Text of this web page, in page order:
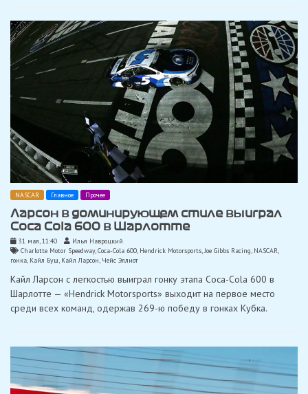
NASCAR Главное Прочее
Ларсон в доминирующем стиле выиграл
Coca Cola 600 в Шарлотте
31 мая, 11:40
Илья Навроцкий
Charlotte Motor Speedway,Coca-Cola 600, Hendrick Motorsports,Joe Gibbs Racing, NASCAR
гонка, Кайл Буш, Кайл Ларсон, Чейс Эллиот
Кайл Ларсон с легкостью выиграл гонку этапа Coca-Cola 600 в
Шарлотте — «Hendrick Motorsports» выходит на первое место
среди всех команд, одержав 269-ю победу в гонках Кубка.